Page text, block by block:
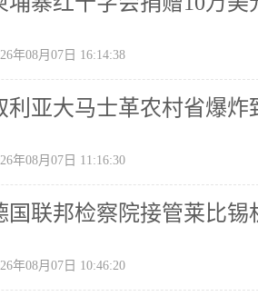
年08月07日 16:14:38
利亚大马士革农村省爆炸
年08月07日 11:16:30
国联邦检察院接管莱比
年08月07日 10:46:20